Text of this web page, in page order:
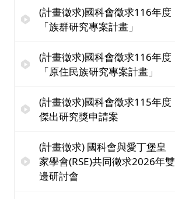
(計畫徵求)國科會徵求116年度
「族群研究專案計畫」
(計畫徵求)國科會徵求116年度
「原住民族研究專案計畫」
(計畫徵求)國科會徵求115年度
傑出研究獎申請案
(計畫徵求) 國科會與愛丁堡皇
家學會(RSE)共同徵求2026年雙
邊研討會